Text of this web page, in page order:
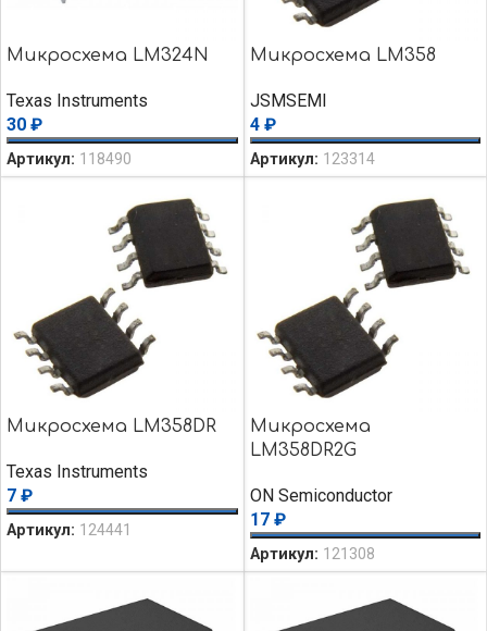
Микросхема LM324N
Texas Instruments
30 ₽
Артикул: 118490
Микросхема LM358
JSMSEMI
4 ₽
Артикул: 123314
Микросхема LM358DR
Texas Instruments
7 ₽
Артикул: 124441
Микросхема
LM358DR2G
ON Semiconductor
17 ₽
Артикул: 121308